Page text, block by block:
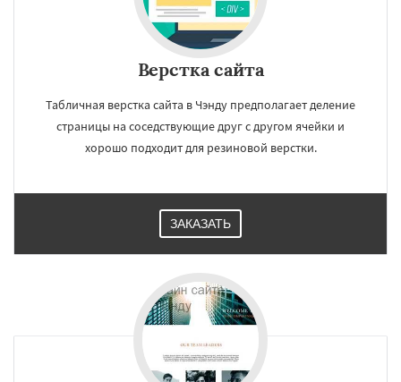
Верстка сайта
Табличная верстка сайта в Чэнду предполагает деление
страницы на соседствующие друг с другом ячейки и
хорошо подходит для резиновой верстки.
ЗАКАЗАТЬ